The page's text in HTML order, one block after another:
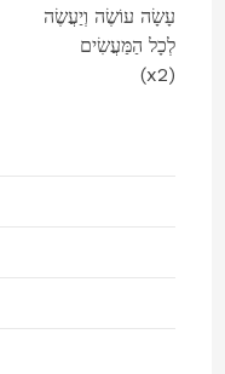
עָשָׂה עוֹשֶׂה וְיַעֲשֶׂה
לְכָל הַמַּעֲשִׂים
(x2)